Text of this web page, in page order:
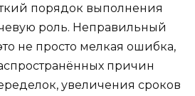
порядок выполнения
роль. Неправильный
не просто мелкая ошибка,
причин
увеличения сроков